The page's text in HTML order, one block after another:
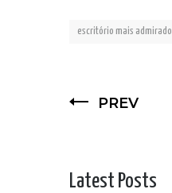
escritório mais admirado
PREV
Latest Posts